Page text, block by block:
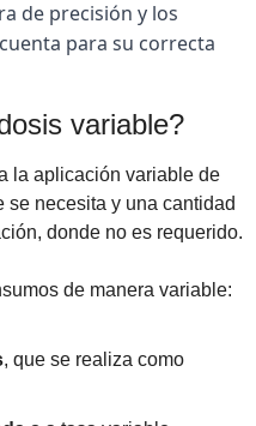
de precisión y los
para su correcta
variable?
la aplicación variable de
se necesita y una cantidad
donde no es requerido.
de manera variable:
, que se realiza como